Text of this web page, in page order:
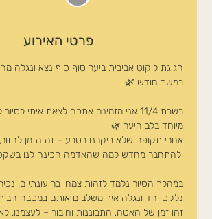
פרטי האירוע
חגיגת ליקוט אביבית ביער סוף סוף נצא ונגלה מה
במשך חודש 🌿
בשבת 11/4 אני מזמינה אתכם לצאת איתי
מיוחד בלב היער 🌿
אחרי תקופה שלא ביקרנו בטבע – זה הזמן
ולהתחבר מחדש למה שהאדמה הכינה לנו
במהלך הסיור נלמד לזהות צמחי בר עונתיים,
נלקט יחד ונגלה איך משלבים אותם במטבח הביתי
זהו זמן של האטה, התבוננות וחיבור – לעצמנו,